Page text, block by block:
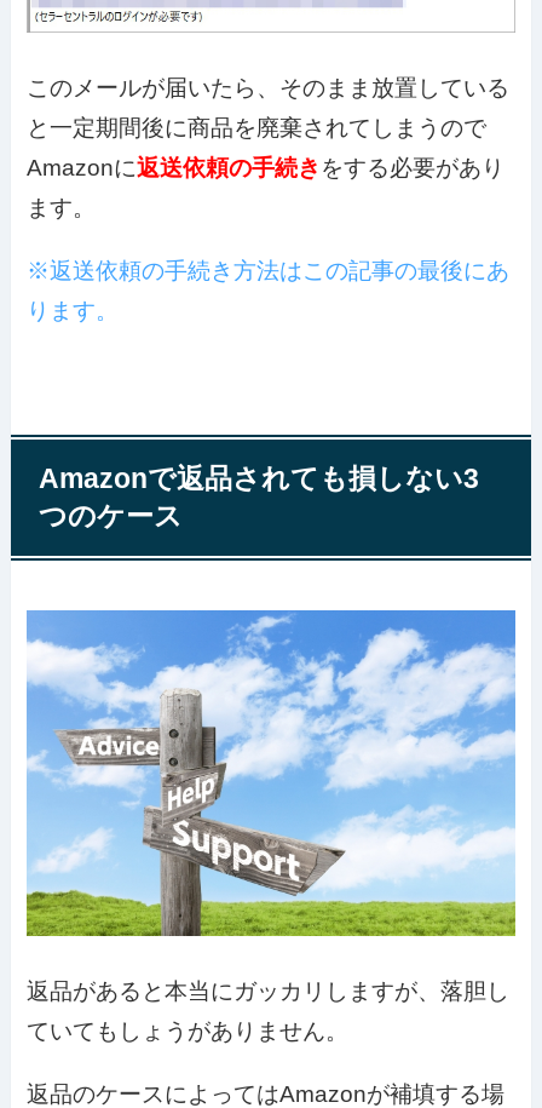
このメールが届いたら、そのまま放置している
と一定期間後に商品を廃棄されてしまうので
Amazonに返送依頼の手続き をする必要があり
ます。
※返送依頼の手続き方法はこの記事の最後にあ
ります。
Amazonで返品されても損しない3
つのケース
返品があると本当にガッカリしますが、落胆し
ていてもしょうがありません。
返品のケースによってはAmazonが補填する場